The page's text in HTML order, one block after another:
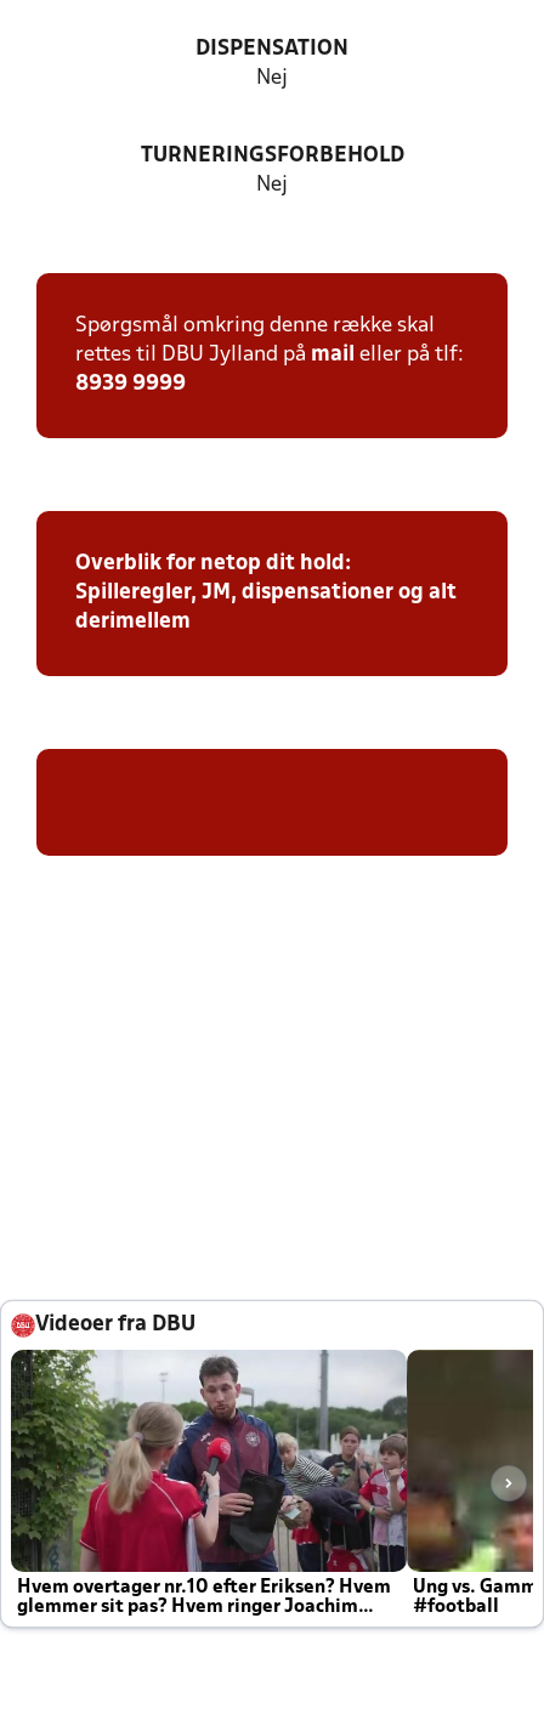
DISPENSATION
Nej
TURNERINGSFORBEHOLD
Nej
Spørgsmål omkring denne række skal
rettes til DBU Jylland på mail eller på tlf:
8939 9999
Overblik for netop dit hold:
Spilleregler, JM, dispensationer og alt
derimellem
Videoer fra DBU
Hvem overtager nr.10 efter Eriksen? Hvem
glemmer sit pas? Hvem ringer Joachim
altid til efter kampe?
Ung vs.
#football